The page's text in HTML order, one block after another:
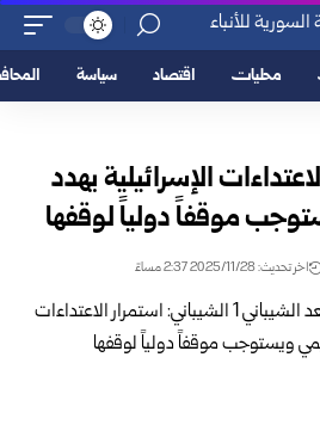
محليات اقتصاد سياسة
الإسرائيلية يهدد
موقفاً دولياً لوقفها
اخر تحديث: 2025/11/28 2:37 مساءً